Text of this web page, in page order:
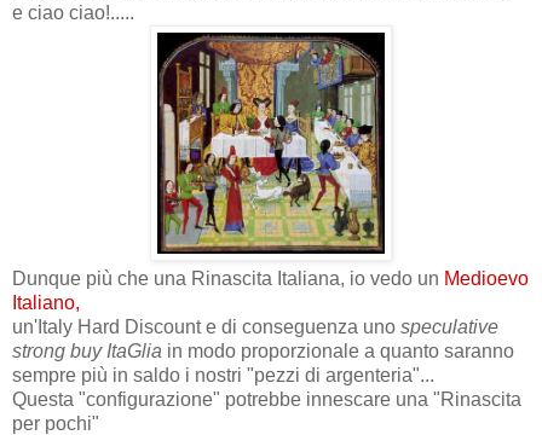
e ciao ciao!.....
Dunque più che una Rinascita Italiana, io vedo un Medioevo
Italiano,
un'Italy Hard Discount e di conseguenza uno speculative
strong buy ItaGlia in modo proporzionale a quanto saranno
sempre più in saldo i nostri "pezzi di argenteria"...
Questa "configurazione" potrebbe innescare una "Rinascita
per pochi"